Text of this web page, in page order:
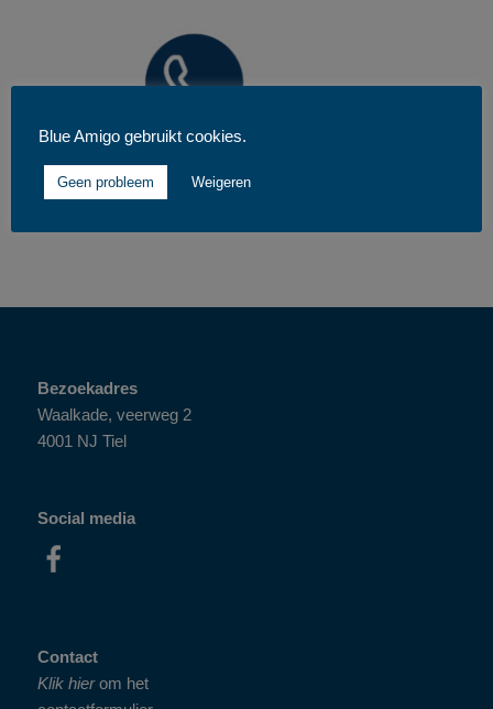
Bezoekadres
Waalkade, veerweg 2
4001 NJ Tiel
Social media
Contact
Klik hier om het
Blue Amigo gebruikt cookies.
Geen probleem Weigeren